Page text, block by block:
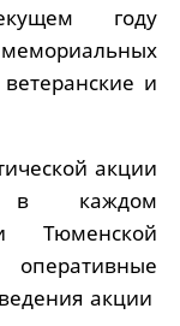
году
мемориальных
и
акции
в каждом
Тюменской
оперативные
акции